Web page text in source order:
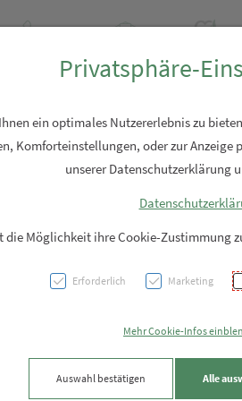
Privatsphäre-
ein optimales Nutzererlebnis zu
Komforteinstellungen, oder zur
unserer Datenschutzerklärung
die Möglichkeit ihre Cookie-Zustimmung
Erforderlich Marketing
Mehr Cookie-Infos
Auswahl bestätigen Alle